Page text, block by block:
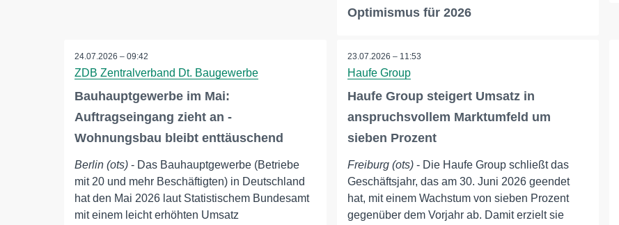
Optimismus für 2026
24.07.2026 – 09:42
ZDB Zentralverband Dt. Baugewerbe
Bauhauptgewerbe im Mai:
Auftragseingang zieht an -
Wohnungsbau bleibt enttäuschend
Berlin (ots) - Das Bauhauptgewerbe (Betriebe
mit 20 und mehr Beschäftigten) in Deutschland
hat den Mai 2026 laut Statistischem Bundesamt
mit einem leicht erhöhten Umsatz
23.07.2026 – 11:53
Haufe Group
Haufe Group steigert Umsatz in
anspruchsvollem Marktumfeld um
sieben Prozent
Freiburg (ots)- Die Haufe Group schließt das
Geschäftsjahr, das am 30. Juni 2026 geendet
hat, mit einem Wachstum von sieben Prozent
gegenüber dem Vorjahr ab. Damit erzielt sie